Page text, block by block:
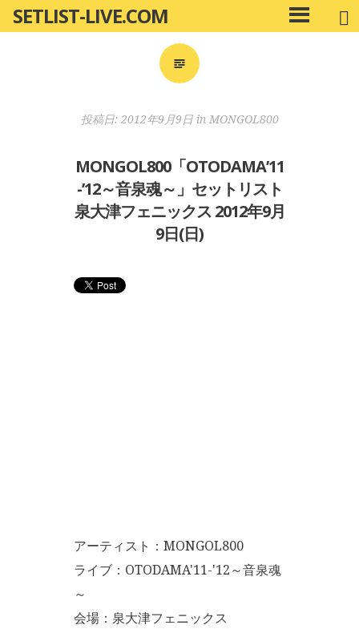
ン
SETLIST-LIVE.COM
メ
イ
投稿日: 2012年9月9日in MONGOL800
MONGOL800「OTODAMA’11
-’12～音泉魂～」セットリスト
泉大津フェニックス 2012年9月
9日(日)
アーティスト：MONGOL800
ライブ：OTODAMA'11-'12～音泉魂
～
会場：泉大津フェニックス